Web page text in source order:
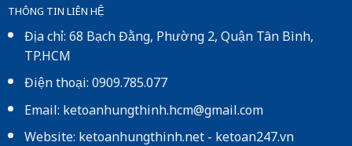
THÔNG TIN LIÊN HỆ
Địa chỉ: 68 Bạch Đằng, Phường 2, Quận Tân Bình,
TP.HCM
Điện thoại: 0909.785.077
Email: ketoanhungthinh.hcm@gmail.com
Website:ketoanhungthinh.net-ketoan247.vn